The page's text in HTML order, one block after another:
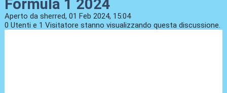
Formula 1 2024
Aperto da sherred, 01 Feb 2024, 15:04
0 Utenti e 1 Visitatore stanno visualizzando questa discussione.